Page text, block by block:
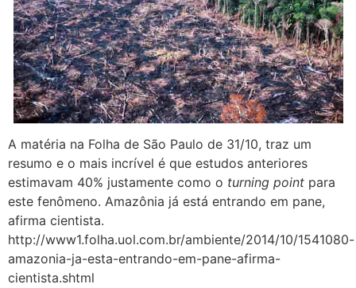
A matéria na Folha de São Paulo de 31/10, traz um
resumo e o mais incrível é que estudos anteriores
estimavam 40% justamente como o turning point para
este fenômeno. Amazônia já está entrando em pane,
afirma cientista.
http://www1.folha.uol.com.br/ambiente/2014/10/1541080-
amazonia-ja-esta-entrando-em-pane-afirma-
cientista.shtml